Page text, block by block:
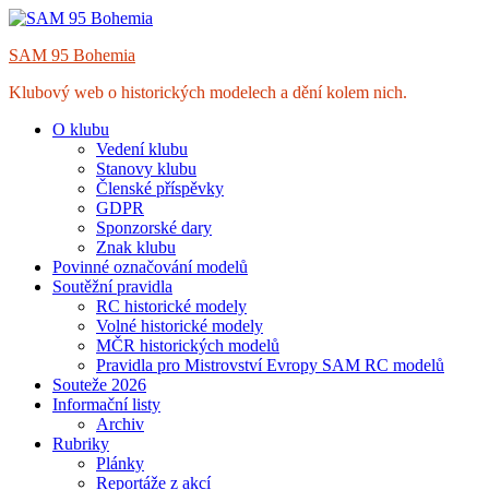
Skip
content
SAM 95 Bohemia
Klubový web o historických modelech a dění kolem nich.
O klubu
Vedení klubu
Stanovy klubu
Členské příspěvky
GDPR
Sponzorské dary
Znak klubu
Povinné označování modelů
Soutěžní pravidla
RC historické modely
Volné historické modely
MČR historických modelů
Pravidla pro Mistrovství Evropy SAM RC modelů
Souteže 2026
Informační listy
Archiv
Rubriky
Plánky
Reportáže z akcí